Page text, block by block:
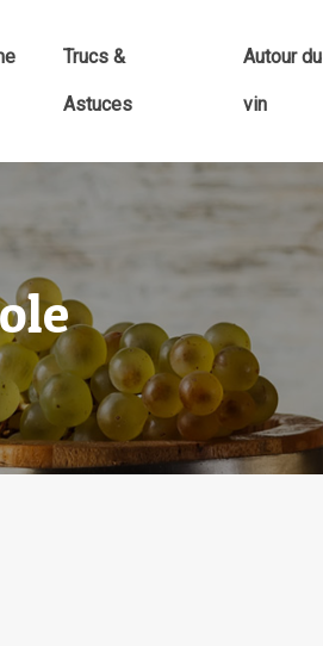
Trucs &
Astuces
Autour du
vin